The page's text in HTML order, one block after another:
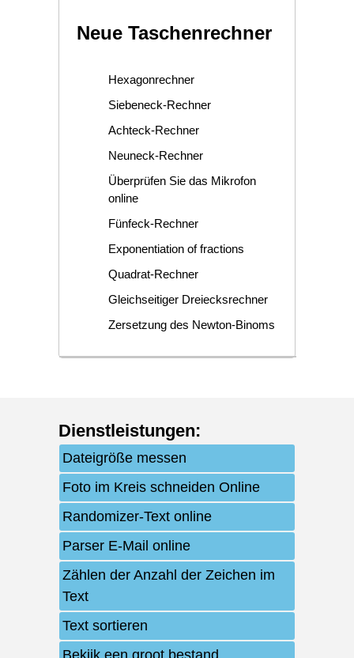
Neue Taschenrechner
Hexagonrechner
Siebeneck-Rechner
Achteck-Rechner
Neuneck-Rechner
Überprüfen Sie das Mikrofon
online
Fünfeck-Rechner
Exponentiation of fractions
Quadrat-Rechner
Gleichseitiger Dreiecksrechner
Zersetzung des Newton-Binoms
Dienstleistungen:
Dateigröße messen
Foto im Kreis schneiden Online
Randomizer-Text online
Parser E-Mail online
Zählen der Anzahl der Zeichen im
Text
Text sortieren